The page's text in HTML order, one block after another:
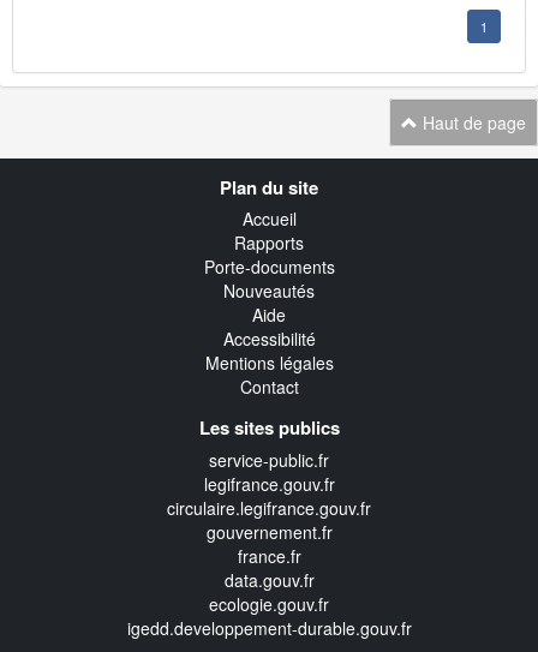
1
Haut de page
Plan du site
Accueil
Rapports
Porte-documents
Nouveautés
Aide
Accessibilité
Mentions légales
Contact
Les sites publics
service-public.fr
legifrance.gouv.fr
circulaire.legifrance.gouv.fr
gouvernement.fr
france.fr
data.gouv.fr
ecologie.gouv.fr
igedd.developpement-durable.gouv.fr